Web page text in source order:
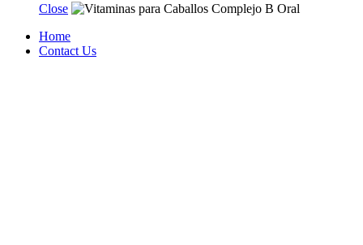
Close
Home
Contact Us